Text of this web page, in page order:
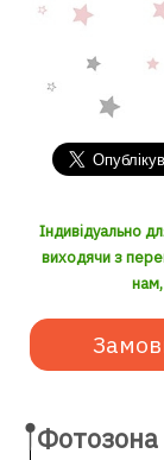
Індивідуально
виходячи з
Фотозона